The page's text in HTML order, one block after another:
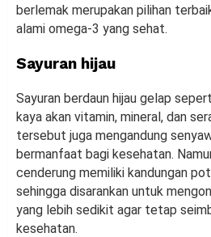
berlemak merupakan pilihan
alami omega-3 yang sehat.
Sayuran hijau
Sayuran berdaun hijau gelap
kaya akan vitamin, mineral, dan
tersebut juga mengandung
bermanfaat bagi kesehatan.
cenderung memiliki kandungan
sehingga disarankan untuk
yang lebih sedikit agar tetap
kesehatan.